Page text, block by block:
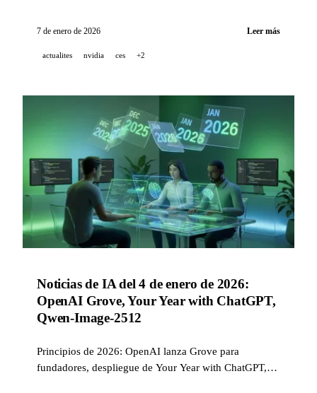
importantes.
7 de enero de 2026 Leer más
actualites nvidia ces +2
Noticias de IA del 4 de enero de 2026:
OpenAI Grove, Your Year with ChatGPT,
Qwen-Image-2512
Principios de 2026: OpenAI lanza Grove para
fundadores, despliegue de Your Year with ChatGPT,